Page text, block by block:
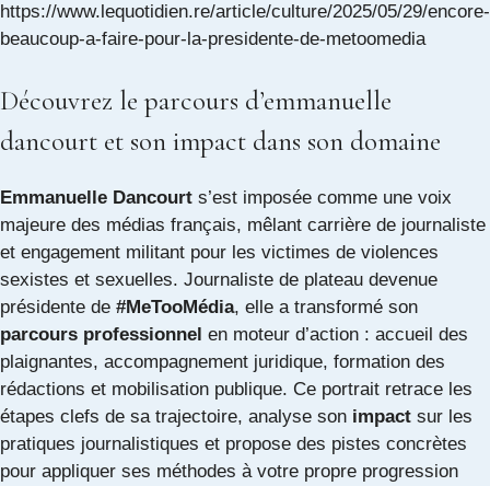
https://www.lequotidien.re/article/culture/2025/05/29/encore-
beaucoup-a-faire-pour-la-presidente-de-metoomedia
Découvrez le parcours d’emmanuelle
dancourt et son impact dans son domaine
Emmanuelle Dancourt s’est imposée comme une voix
majeure des médias français, mêlant carrière de journaliste
et engagement militant pour les victimes de violences
sexistes et sexuelles. Journaliste de plateau devenue
présidente de #MeTooMédia, elle a transformé son
parcours professionnel en moteur d’action : accueil des
plaignantes, accompagnement juridique, formation des
rédactions et mobilisation publique. Ce portrait retrace les
étapes clefs de sa trajectoire, analyse son impact sur les
pratiques journalistiques et propose des pistes concrètes
pour appliquer ses méthodes à votre propre progression